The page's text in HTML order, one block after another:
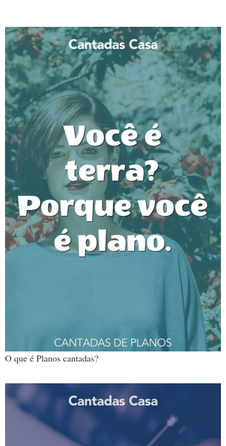
O que é Planos cantadas?